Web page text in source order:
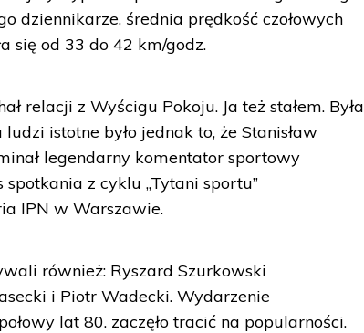
dziennikarze, średnia prędkość czołowych
się od 33 do 42 km/godz.
relacji z Wyścigu Pokoju. Ja też stałem. Była
istotne było jednak to, że Stanisław
legendarny komentator sportowy
z cyklu „Tytani sportu”
IPN w Warszawie.
również: Ryszard Szurkowski
i Piotr Wadecki. Wydarzenie
lat 80. zaczęło tracić na popularności.